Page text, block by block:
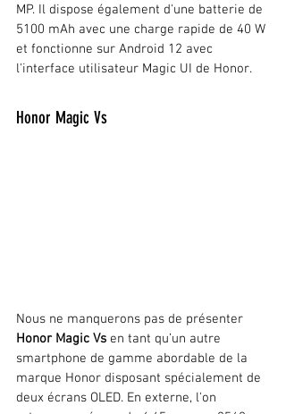
MP. Il dispose également d'une batterie de
5100 mAh avec une charge rapide de 40 W
et fonctionne sur Android 12 avec
l'interface utilisateur Magic UI de Honor.
Honor Magic Vs
Nous ne manquerons pas de présenter
Honor Magic Vs en tant qu’un autre
smartphone de gamme abordable de la
marque Honor disposant spécialement de
deux écrans OLED. En externe, l'on